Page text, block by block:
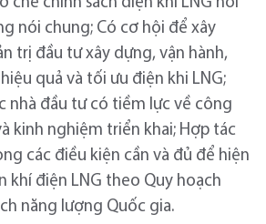
nói chung; Có cơ hội để xây
trị đầu tư xây dựng, vận hành,
quả và tối ưu điện khi LNG;
nhà đầu tư có tiềm lực về công
kinh nghiệm triển khai; Hợp tác
các điều kiện cần và đủ để hiện
khí điện LNG theo Quy hoạch
năng lượng Quốc gia.